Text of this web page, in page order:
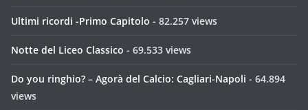
Ultimi ricordi -Primo Capitolo - 82.257 views
Notte del Liceo Classico - 69.533 views
Do you ringhio? – Agorà del Calcio: Cagliari-Napoli - 64.894
views